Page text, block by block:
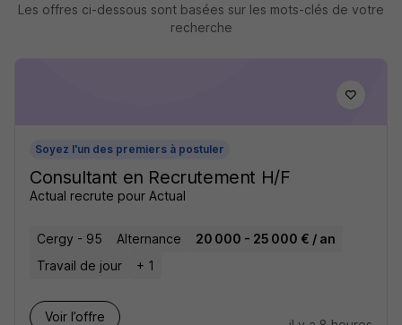
Les offres ci-dessous sont basées sur les mots-clés de votre
recherche
Soyez l'un des premiers à postuler
Consultant en Recrutement H/F
Actual recrute pour Actual
Cergy - 95 Alternance
20 000 - 25 000 € / an
Travail de jour
+ 1
Voir l’offre